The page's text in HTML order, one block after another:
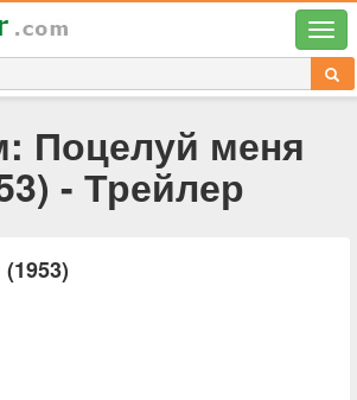
Поцелуй меня
- Трейлер